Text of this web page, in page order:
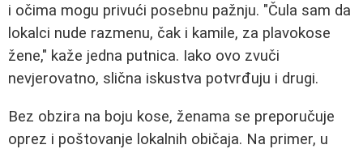
i očima mogu privući posebnu pažnju. "Čula sam da
lokalci nude razmenu, čak i kamile, za plavokose
žene," kaže jedna putnica. Iako ovo zvuči
nevjerovatno, slična iskustva potvrđuju i drugi.
Bez obzira na boju kose, ženama se preporučuje
oprez i poštovanje lokalnih običaja. Na primer, u